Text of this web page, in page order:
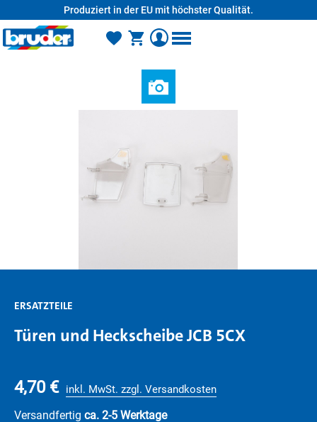
Produziert in der EU mit höchster Qualität.
ERSATZTEILE
Türen und Heckscheibe JCB 5CX
4,70 € inkl. MwSt. zzgl. Versandkosten
Versandfertig ca. 2-5 Werktage